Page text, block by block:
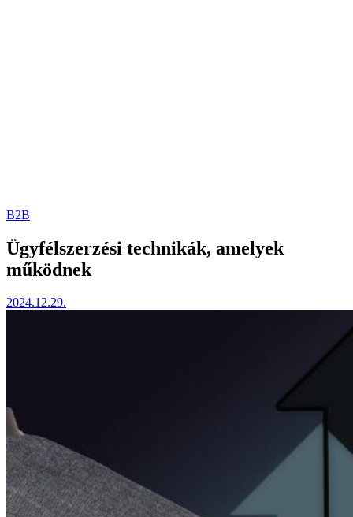
Posted
B2B
Ügyfélszerzési technikák, amelyek
működnek
2024.12.29.